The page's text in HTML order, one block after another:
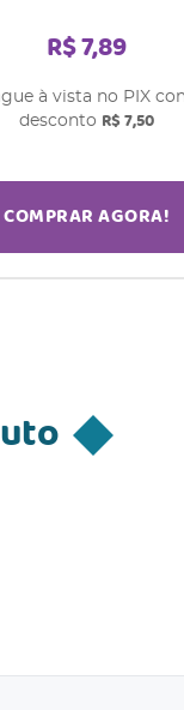
R$ 7,89
à vista no PIX
desconto R$ 7,50
COMPRAR AGORA!